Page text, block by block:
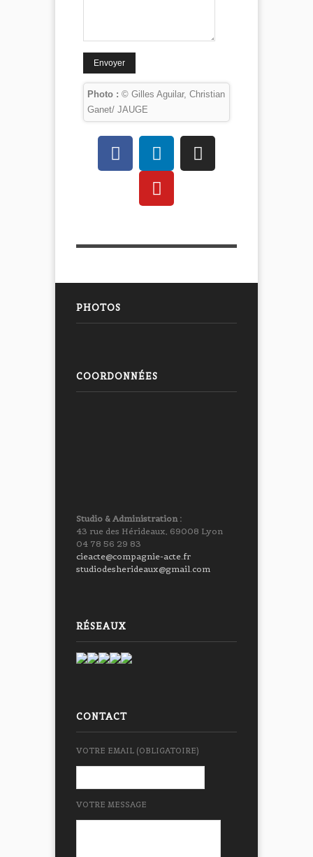
Photo : © Gilles Aguilar, Christian
Ganet/ JAUGE
PHOTOS
COORDONNÉES
Studio & Administration :
43 rue des Hérideaux, 69008 Lyon
04 78 56 29 83
cieacte@compagnie-acte.fr
studiodesherideaux@gmail.com
RÉSEAUX
CONTACT
VOTRE EMAIL (OBLIGATOIRE)
VOTRE MESSAGE